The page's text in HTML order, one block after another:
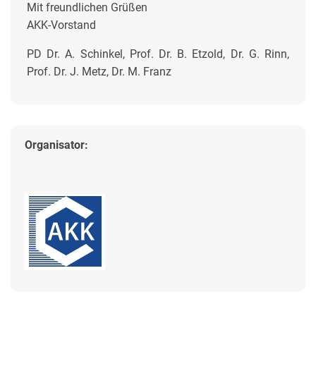
Mit freundlichen Grüßen
AKK-Vorstand
PD Dr. A. Schinkel, Prof. Dr. B. Etzold, Dr. G. Rinn,
Prof. Dr. J. Metz, Dr. M. Franz
Organisator: